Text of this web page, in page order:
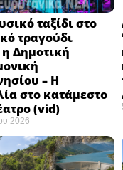
ταξίδι στο
τραγούδι
Δημοτική
– Η
στο κατάμεστο
(vid)
2026